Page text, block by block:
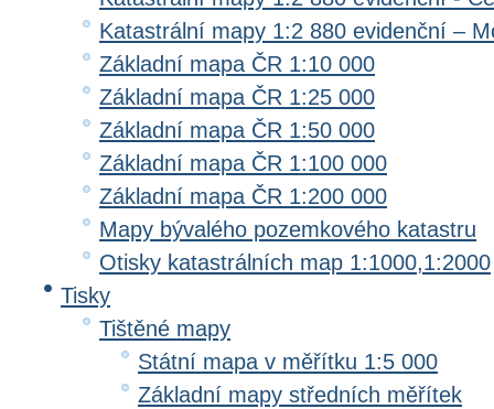
Katastrální mapy 1:2 880 evidenční –
Základní mapa ČR 1:10 000
Základní mapa ČR 1:25 000
Základní mapa ČR 1:50 000
Základní mapa ČR 1:100 000
Základní mapa ČR 1:200 000
Mapy bývalého pozemkového katastru
Otisky katastrálních map 1:1000,1:2000
Tisky
Tištěné mapy
Státní mapa v měřítku 1:5 000
Základní mapy středních měřítek